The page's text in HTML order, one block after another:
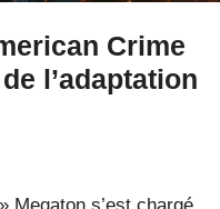
Crime
l’adaptation